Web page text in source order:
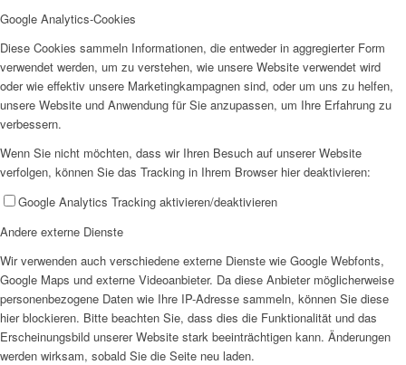
Kranenburg
Storchennest
Kinderburg
Google Analytics-Cookies
Diese Cookies sammeln Informationen, die entweder in aggregierter Form
verwendet werden, um zu verstehen, wie unsere Website verwendet wird
oder wie effektiv unsere Marketingkampagnen sind, oder um uns zu helfen,
unsere Website und Anwendung für Sie anzupassen, um Ihre Erfahrung zu
verbessern.
Wenn Sie nicht möchten, dass wir Ihren Besuch auf unserer Website
verfolgen, können Sie das Tracking in Ihrem Browser hier deaktivieren:
Google Analytics Tracking aktivieren/deaktivieren
Andere externe Dienste
Wir verwenden auch verschiedene externe Dienste wie Google Webfonts,
Google Maps und externe Videoanbieter. Da diese Anbieter möglicherweise
personenbezogene Daten wie Ihre IP-Adresse sammeln, können Sie diese
hier blockieren. Bitte beachten Sie, dass dies die Funktionalität und das
Erscheinungsbild unserer Website stark beeinträchtigen kann. Änderungen
werden wirksam, sobald Sie die Seite neu laden.